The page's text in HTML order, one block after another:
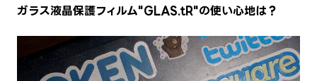
ガラス液晶保護フィルム"GLAS.tR"の使い心地は？